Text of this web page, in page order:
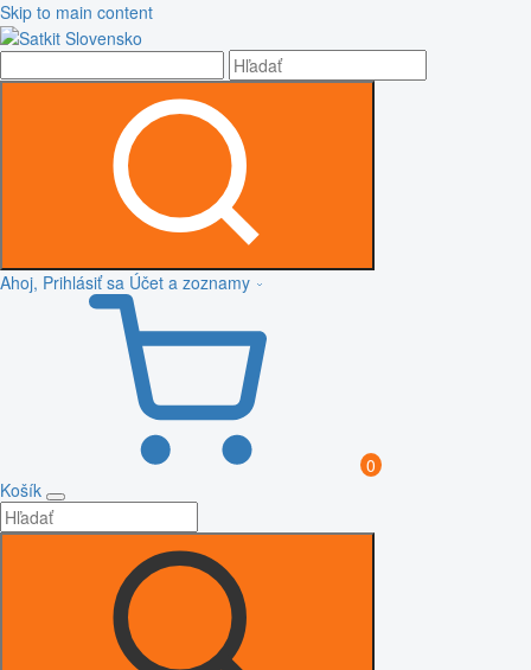
Skip to main content
Ahoj, Prihlásiť sa Účet a zoznamy
0
Košík